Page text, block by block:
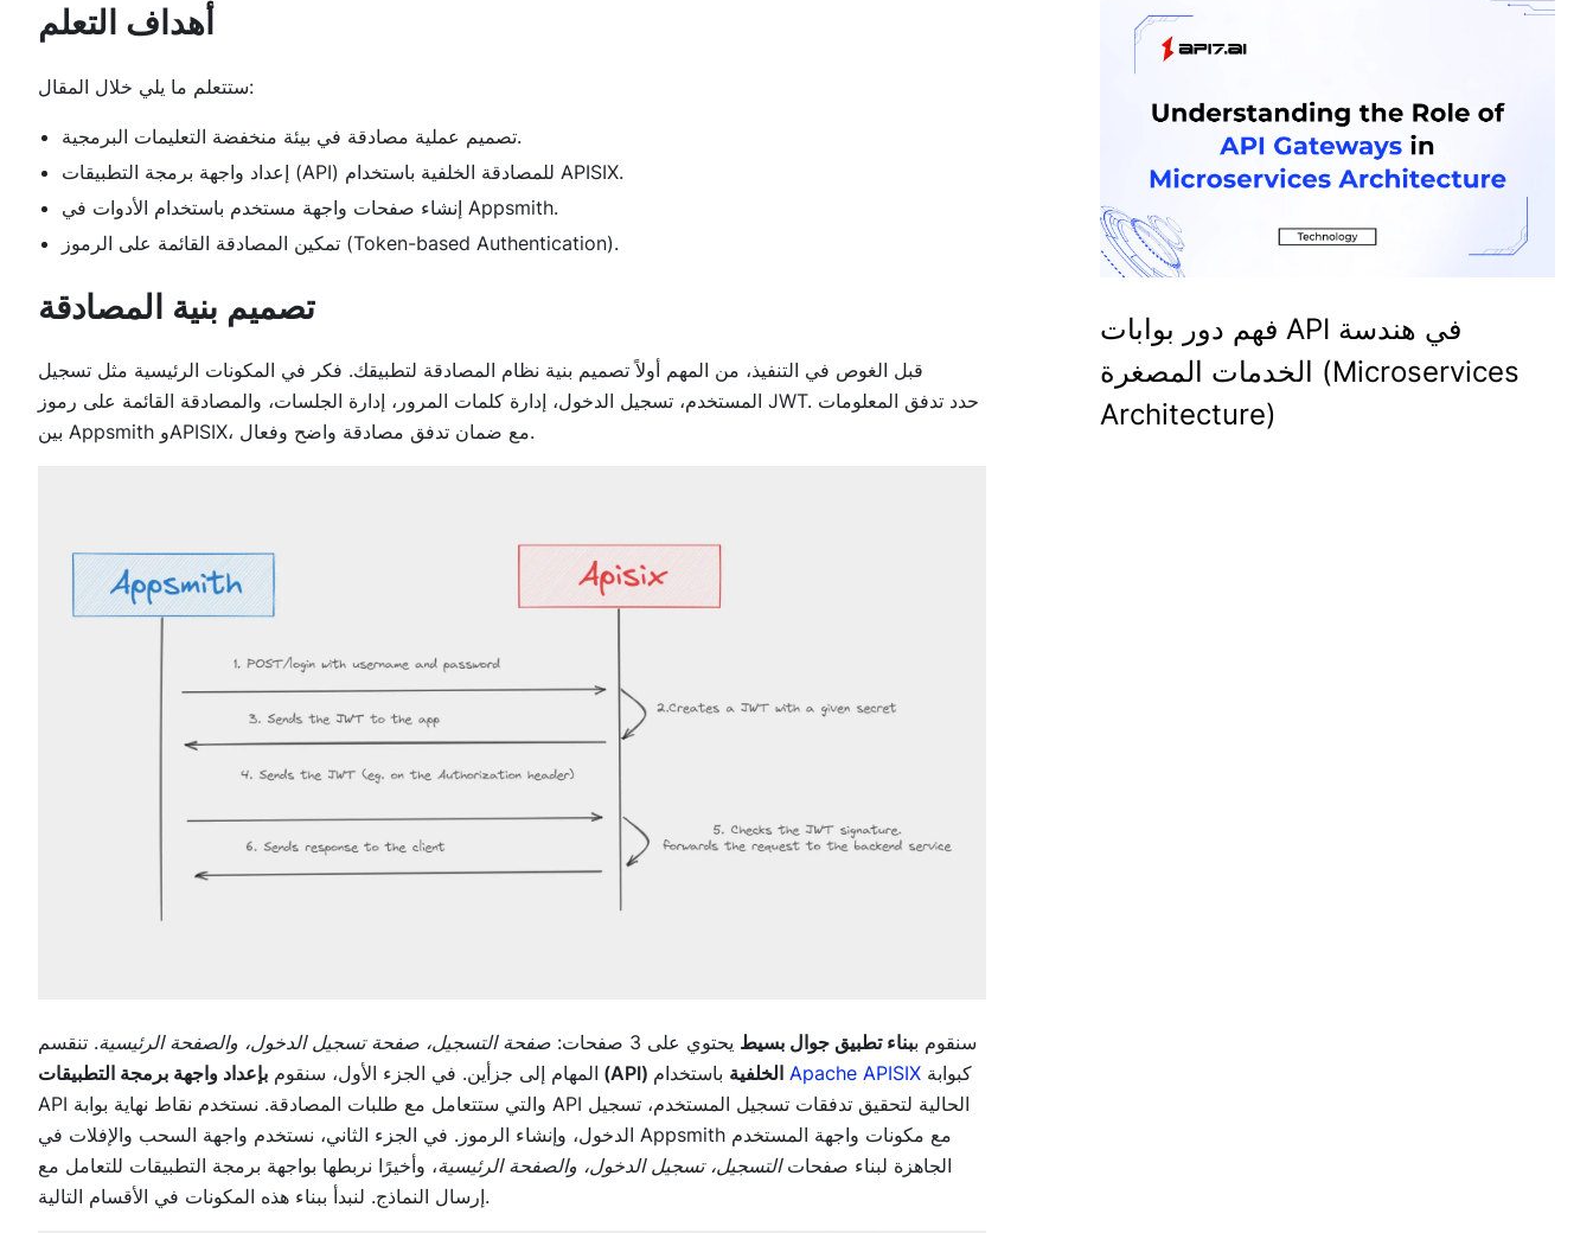
أهداف التعلم
ستتعلم ما يلي خلال المقال:
تصميم عملية مصادقة في بيئة منخفضة التعليمات البرمجية.
إعداد واجهة برمجة التطبيقات (API) للمصادقة الخلفية باستخدام APISIX.
إنشاء صفحات واجهة مستخدم باستخدام الأدوات في Appsmith.
تمكين المصادقة القائمة على الرموز (Token-based Authentication).
تصميم بنية المصادقة
قبل الغوص في التنفيذ، من المهم أولاً تصميم بنية نظام المصادقة لتطبيقك. فكر في المكونات الرئيسية مثل تسجيل
المستخدم، تسجيل الدخول، إدارة كلمات المرور، إدارة الجلسات، والمصادقة القائمة على رموز JWT. حدد تدفق المعلومات
بين Appsmith وAPISIX، مع ضمان تدفق مصادقة واضح وفعال.
سنقوم ببناء تطبيق جوال بسيط يحتوي على 3 صفحات: صفحة التسجيل، صفحة تسجيل الدخول، والصفحة الرئيسية. تنقسم
المهام إلى جزأين. في الجزء الأول، سنقوم
بإعداد واجهة برمجة التطبيقات (API) الخلفية Apache APISIX
API والتي ستتعامل مع طلبات المصادقة. نستخدم نقاط نهاية بوابة API الحالية لتحقيق تدفقات تسجيل المستخدم، تسجيل
الدخول، وإنشاء الرموز. في الجزء الثاني، نستخدم واجهة السحب والإفلات في Appsmith مع مكونات واجهة المستخدم
الجاهزة لبناء صفحاتالتسجيل، تسجيل الدخول، والصفحة الرئيسية، وأخيرًا نربطها بواجهة برمجة التطبيقات للتعامل مع
إرسال النماذج. لنبدأ ببناء هذه المكونات في الأقسام التالية.
فهم دور بوابات API في هندسة
الخدمات المصغرة (Microservices
Architecture)